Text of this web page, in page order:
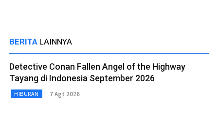
BERITA LAINNYA
Detective Conan Fallen Angel of the Highway
Tayang di Indonesia September 2026
HIBURAN 7 Agt 2026